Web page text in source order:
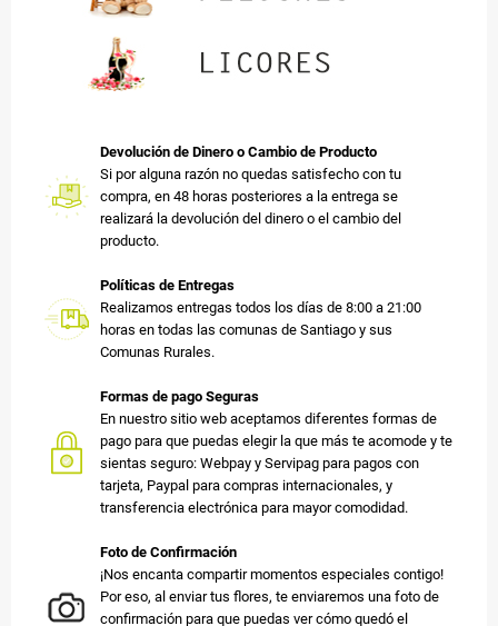
Devolución de Dinero o Cambio de Producto
Si por alguna razón no quedas satisfecho con tu
compra, en 48 horas posteriores a la entrega se
realizará la devolución del dinero o el cambio del
producto.
Políticas de Entregas
Realizamos entregas todos los días de 8:00 a 21:00
horas en todas las comunas de Santiago y sus
Comunas Rurales.
Formas de pago Seguras
En nuestro sitio web aceptamos diferentes formas de
pago para que puedas elegir la que más te acomode y te
sientas seguro: Webpay y Servipag para pagos con
tarjeta, Paypal para compras internacionales, y
transferencia electrónica para mayor comodidad.
Foto de Confirmación
¡Nos encanta compartir momentos especiales contigo!
Por eso, al enviar tus flores, te enviaremos una foto de
confirmación para que puedas ver cómo quedó el